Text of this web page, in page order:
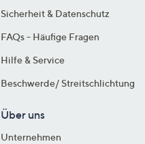
Sicherheit & Datenschutz
FAQs - Häufige Fragen
Hilfe & Service
Beschwerde/ Streitschlichtung
Über uns
Unternehmen